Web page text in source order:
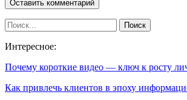
Интересное:
Почему короткие видео — ключ к росту
Как привлечь клиентов в эпоху